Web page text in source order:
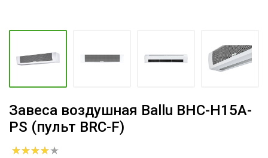
Завеса воздушная Ballu BHC-H15A-
PS (пульт BRC-F)